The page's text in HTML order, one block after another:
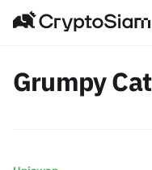
Grumpy Cat